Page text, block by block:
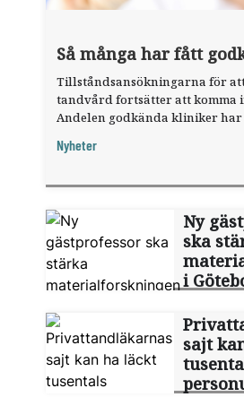
Så många har fått
Tillståndsansökningarna för
tandvård fortsätter att komma
Andelen godkända kliniker har
Nyheter
Ny
ska
i
sajt